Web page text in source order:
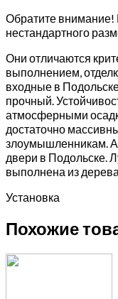
Обратите внимание!
нестандартного
Они отличаются
выполнением,
входные в
прочный.
атмосферными
достаточно
злоумышленникам.
двери в Подольске.
выполнена из
Установка
Похожие